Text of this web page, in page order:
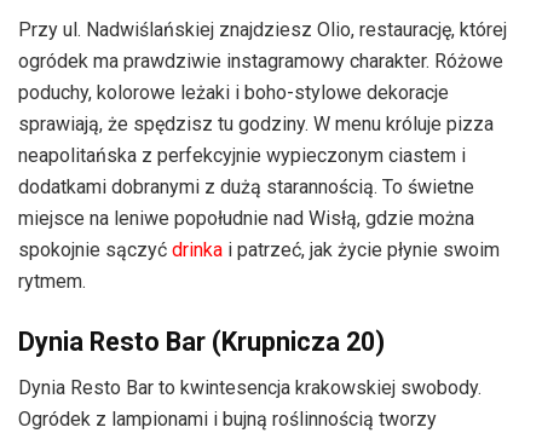
Przy ul. Nadwiślańskiej znajdziesz Olio, restaurację, której
ogródek ma prawdziwie instagramowy charakter. Różowe
poduchy, kolorowe leżaki i boho-stylowe dekoracje
sprawiają, że spędzisz tu godziny. W menu króluje pizza
neapolitańska z perfekcyjnie wypieczonym ciastem i
dodatkami dobranymi z dużą starannością. To świetne
miejsce na leniwe popołudnie nad Wisłą, gdzie można
spokojnie sączyć drinka i patrzeć, jak życie płynie swoim
rytmem.
Dynia Resto Bar (Krupnicza 20)
Dynia Resto Bar to kwintesencja krakowskiej swobody.
Ogródek z lampionami i bujną roślinnością tworzy